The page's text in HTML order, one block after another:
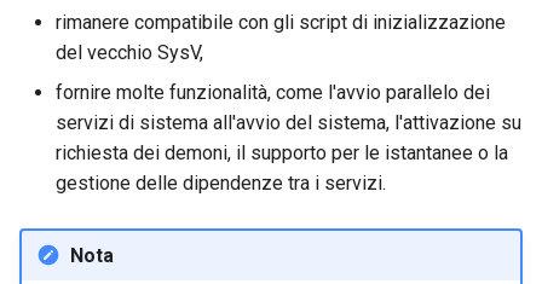
rimanere compatibile con gli script di inizializzazione
del vecchio SysV,
fornire molte funzionalità, come l'avvio parallelo dei
servizi di sistema all'avvio del sistema, l'attivazione su
richiesta dei demoni, il supporto per le istantanee o la
gestione delle dipendenze tra i servizi.
Nota